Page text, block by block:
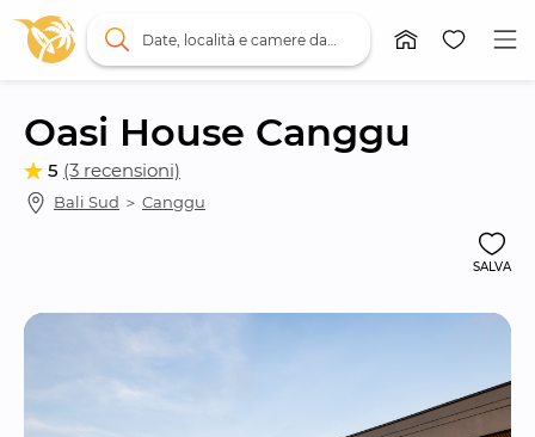
Oasi House Canggu
5 (3 recensioni)
Bali Sud ＞ Canggu
SALVA